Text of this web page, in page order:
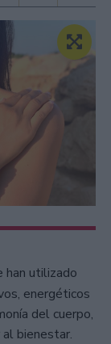
han utilizado
energéticos
del cuerpo,
bienestar.